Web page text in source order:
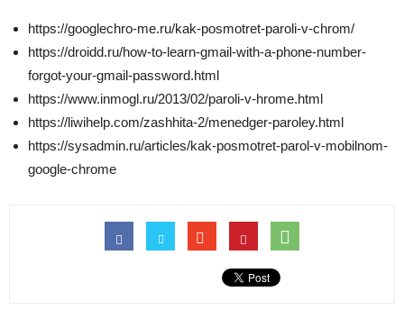
https://googlechro-me.ru/kak-posmotret-paroli-v-chrom/
https://droidd.ru/how-to-learn-gmail-with-a-phone-number-
forgot-your-gmail-password.html
https://www.inmogl.ru/2013/02/paroli-v-hrome.html
https://liwihelp.com/zashhita-2/menedger-paroley.html
https://sysadmin.ru/articles/kak-posmotret-parol-v-mobilnom-
google-chrome